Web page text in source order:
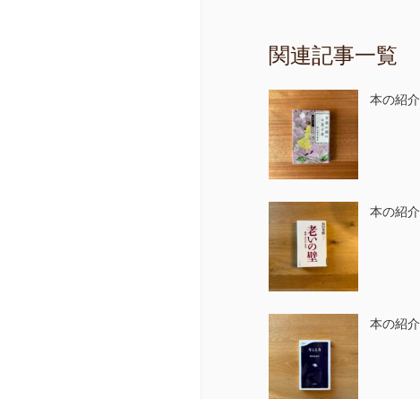
関連記事一覧
本の紹介
本の紹介
本の紹介